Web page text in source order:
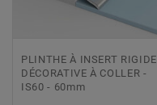
PLINTHE À INSERT RIGIDE
DÉCORATIVE À COLLER -
IS60 - 60mm